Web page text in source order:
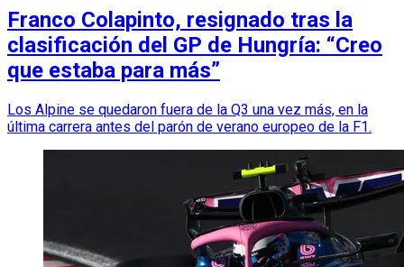
Franco Colapinto, resignado tras la
clasificación del GP de Hungría: “Creo
que estaba para más”
Los Alpine se quedaron fuera de la Q3 una vez más, en la
última carrera antes del parón de verano europeo de la F1.